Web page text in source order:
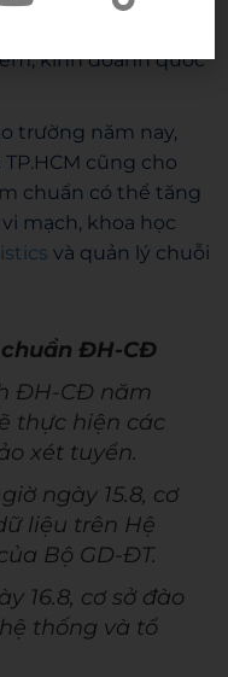
kinh doanh quốc
trường năm nay,
cũng cho
chuẩn có thể tăng
mạch, khoa học
và quản lý chuỗi
ĐH-CĐ
ĐH-CĐ năm
thực hiện các
xét tuyển.
ngày 15.8, cơ
liệu trên Hệ
Bộ GD-ĐT.
16.8, cơ sở đào
thống và tổ